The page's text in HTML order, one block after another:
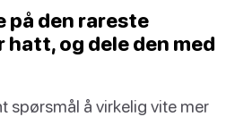
på den rareste
hatt, og dele den med
spørsmål å virkelig vite mer